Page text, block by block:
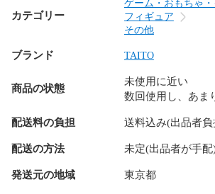
■権利表記：&copy;山田鐘人・アベツカサ
カテゴリー
ゲーム・おもちゃ
フィギュア
その他
ブランド TAITO
商品の状態
未使用に近い
数回使用し、あま
配送料の負担 送料込み(出品者負
配送の方法 未定(出品者が手配
発送元の地域 東京都